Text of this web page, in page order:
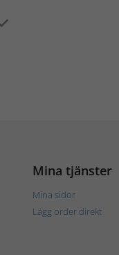
Mina tjänster
Mina sidor
Lägg order direkt